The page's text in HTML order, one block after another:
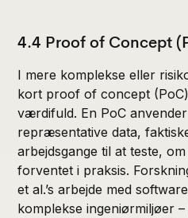
4.4 Proof of Concept
I mere komplekse eller
kort proof of concept
værdifuld. En PoC
repræsentative data,
arbejdsgange til at teste,
forventet i praksis.
et al.’s arbejde med
komplekse ingeniørmiljøer